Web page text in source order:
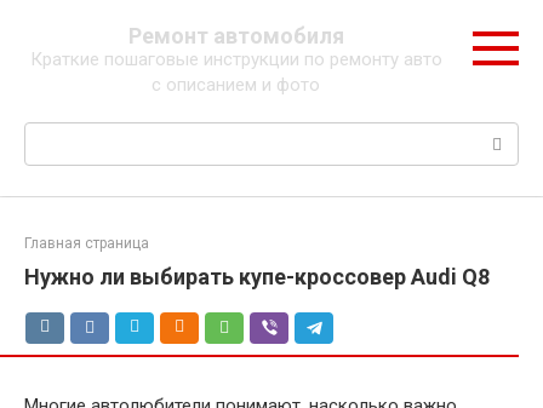
контенту
Ремонт автомобиля
Краткие пошаговые инструкции по ремонту авто
с описанием и фото
Поиск:
Главная страница
Нужно ли выбирать купе-кроссовер Audi Q8